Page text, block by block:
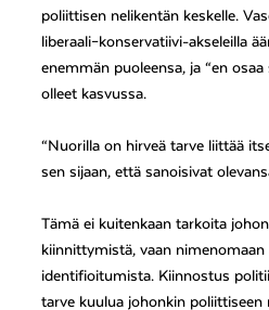
poliittisen nelikentän keskelle.
liberaali–konservatiivi-akseleilla
enemmän puoleensa, ja “en
olleet kasvussa.
“Nuorilla on hirveä tarve liittää
sen sijaan, että sanoisivat
Tämä ei kuitenkaan tarkoita
kiinnittymistä, vaan nimenomaan
identifioitumista. Kiinnostus
tarve kuulua johonkin poliittiseen